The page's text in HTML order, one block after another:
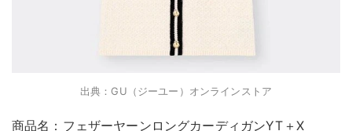
出典：GU（ジーユー）オンラインストア
商品名：フェザーヤーンロングカーディガンYT＋X